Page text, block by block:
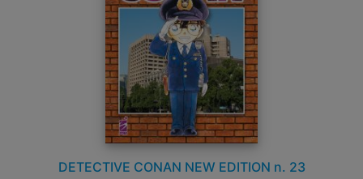
DETECTIVE CONAN NEW EDITION n. 23